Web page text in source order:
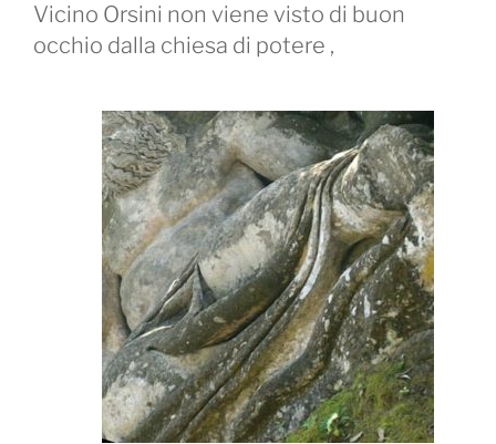
Vicino Orsini non viene visto di buon
occhio dalla chiesa di potere ,